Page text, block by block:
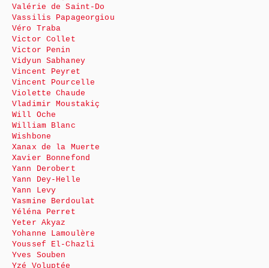
Valérie de Saint-Do
Vassilis Papageorgiou
Véro Traba
Victor Collet
Victor Penin
Vidyun Sabhaney
Vincent Peyret
Vincent Pourcelle
Violette Chaude
Vladimir Moustakiç
Will Oche
William Blanc
Wishbone
Xanax de la Muerte
Xavier Bonnefond
Yann Derobert
Yann Dey-Helle
Yann Levy
Yasmine Berdoulat
Yéléna Perret
Yeter Akyaz
Yohanne Lamoulère
Youssef El-Chazli
Yves Souben
Yzé Voluptée